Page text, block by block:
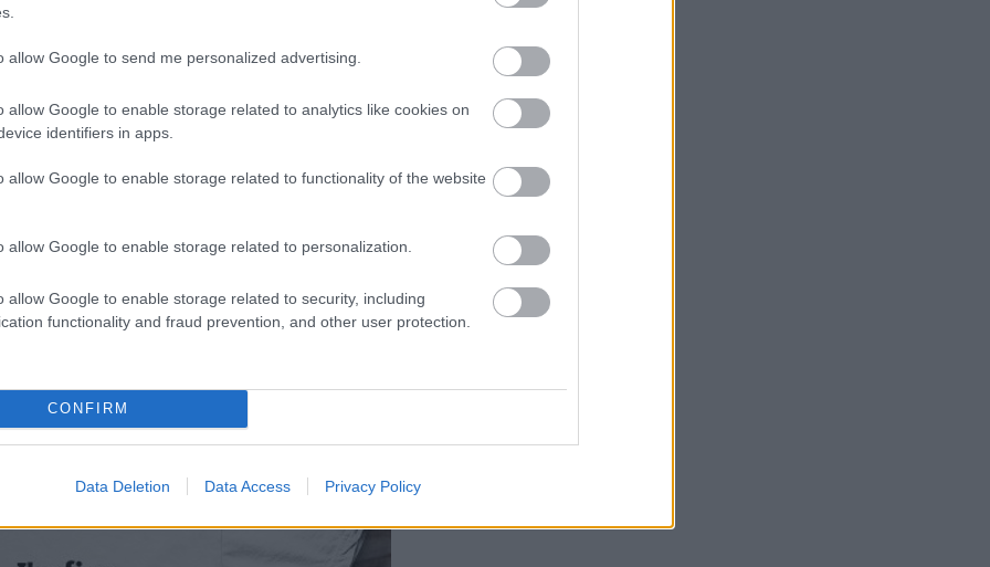
allow Google to send me personalized advertising.
allow Google to enable storage related to analytics like cookies on
identifiers in apps.
allow Google to enable storage related to functionality of the website
allow Google to enable storage related to personalization.
allow Google to enable storage related to security, including
functionality and fraud prevention, and other user protection.
CONFIRM
Data Deletion Data Access Privacy Policy
Idő. Az az idő, amely barátságokat, szerelmeket hoz, majd el is
egy halálos betegséggel küzdő embernek? Időre. Itt
igénylő szakállkompozícióval, hogy a bevételből segítsen a
társadalombiztosítása...
+ »